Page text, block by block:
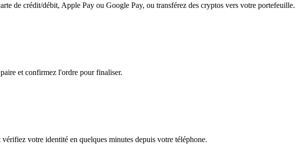
de crédit/débit, Apple Pay ou Google Pay, ou transférez des cryptos vers votre portefeuille.
et confirmez l'ordre pour finaliser.
votre identité en quelques minutes depuis votre téléphone.